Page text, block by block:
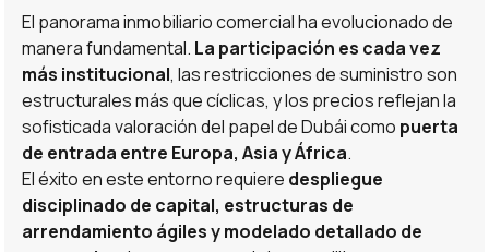
El panorama inmobiliario comercial ha evolucionado de
manera fundamental. La participación es cada vez
más institucional, las restricciones de suministro son
estructurales más que cíclicas, y los precios reflejan la
sofisticada valoración del papel de Dubái como puerta
de entrada entre Europa, Asia y África.
El éxito en este entorno requiere despliegue
disciplinado de capital, estructuras de
arrendamiento ágiles y modelado detallado de